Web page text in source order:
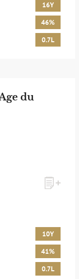
16Y
46%
0.7L
du
10Y
41%
0.7L
exklusives
melden Sie sich